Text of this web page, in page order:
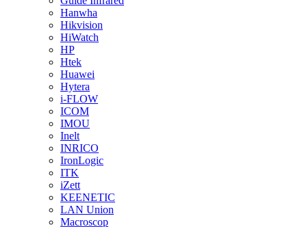
Hanwha
Hikvision
HiWatch
HP
Htek
Huawei
Hytera
i-FLOW
ICOM
IMOU
Inelt
INRICO
IronLogic
ITK
iZett
KEENETIC
LAN Union
Macroscop